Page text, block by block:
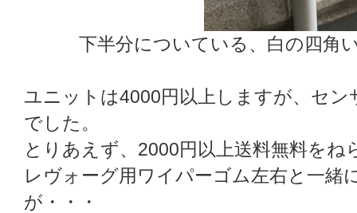
下半分についている、白の四角
ユニットは4000円以上しますが、セ
でした。
とりあえず、2000円以上送料無料を
レヴォーグ用ワイパーゴム左右と一緒
が・・・